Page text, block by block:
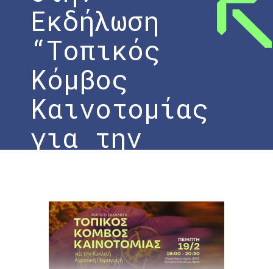
Εκδήλωση
“Τοπικός
Κόμβος
Καινοτομίας
για την
Αγροτική
Παραγωγή”